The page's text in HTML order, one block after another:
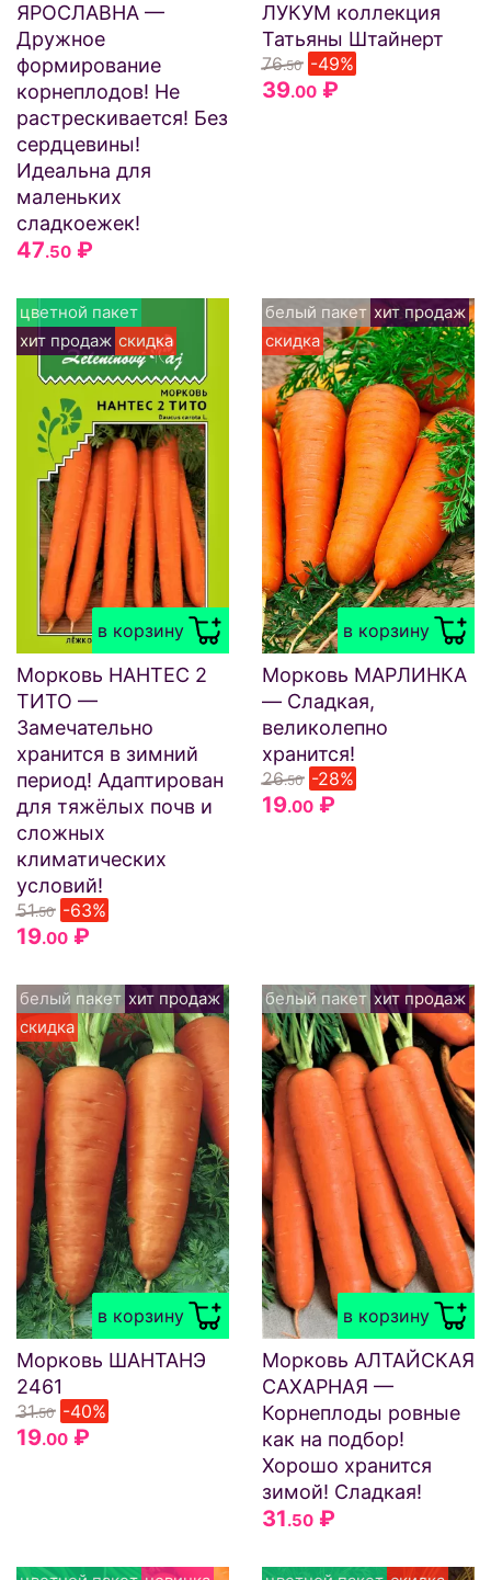
ЯРОСЛАВНА —
Дружное
формирование
корнеплодов! Не
растрескивается! Без
сердцевины!
Идеальна для
маленьких
сладкоежек!
47.50 ₽
ЛУКУМ коллекция
Татьяны Штайнерт
76.50 -49%
39.00 ₽
в корзину
цветной пакет
хит продаж скидка
Морковь НАНТЕС 2
ТИТО —
Замечательно
хранится в зимний
период! Адаптирован
для тяжёлых почв и
сложных
климатических
условий!
51.50 -63%
19.00 ₽
в корзину
белый пакет хит продаж
скидка
Морковь МАРЛИНКА
— Сладкая,
великолепно
хранится!
26.50 -28%
19.00 ₽
в корзину
белый пакет хит продаж
скидка
Морковь ШАНТАНЭ
2461
31.50 -40%
19.00 ₽
в корзину
белый пакет хит продаж
Морковь АЛТАЙСКАЯ
САХАРНАЯ —
Корнеплоды ровные
как на подбор!
Хорошо хранится
зимой! Сладкая!
31.50 ₽